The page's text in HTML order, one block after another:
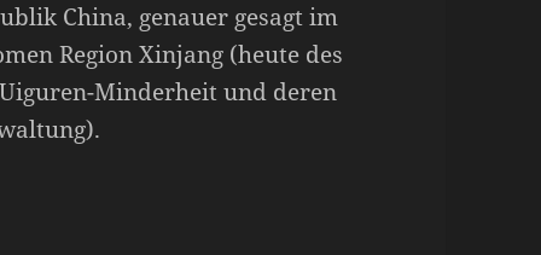
China, genauer gesagt im
Region Xinjang (heute des
Minderheit und deren